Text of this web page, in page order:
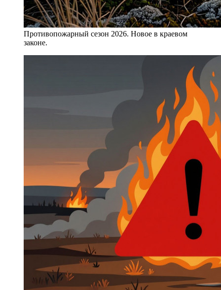
Противопожарный сезон 2026. Новое в краевом
законе.